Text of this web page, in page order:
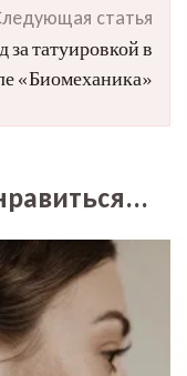
статья
за татуировкой в
«Биомеханика»